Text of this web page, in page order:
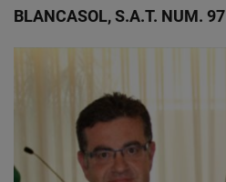
BLANCASOL, S.A.T. NUM. 97